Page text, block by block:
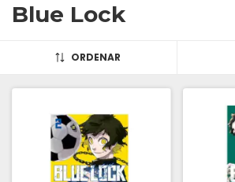
Blue Lock
ORDENAR